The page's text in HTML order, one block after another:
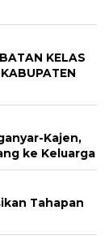
KELAS
Kajen,
ke Keluarga
Tahapan